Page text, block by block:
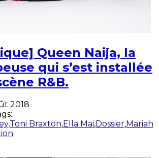
Queen Naija, la
qui s’est installée
R&B.
2018
,Toni Braxton,Ella Mai,Dossier,Mariah